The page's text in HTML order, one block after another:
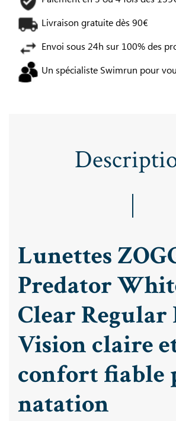
Livraison gratuite dès 90€
Envoi sous 24h sur 100% des
Un spécialiste Swimrun pour
Lunettes
Predator
Clear Regular
Vision claire
confort fiable
natation